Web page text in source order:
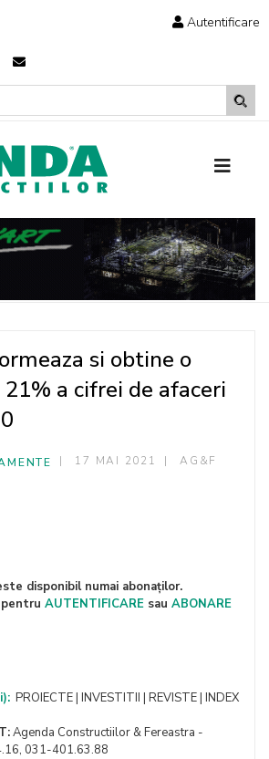
Autentificare
si obtine o
a cifrei de afaceri
17 MAI 2021 AG&F
disponibil numai abonaților.
AUTENTIFICARE sau ABONARE
PROIECTE | INVESTITII | REVISTE | INDEX
Agenda Constructiilor & Fereastra -
031-401.63.88